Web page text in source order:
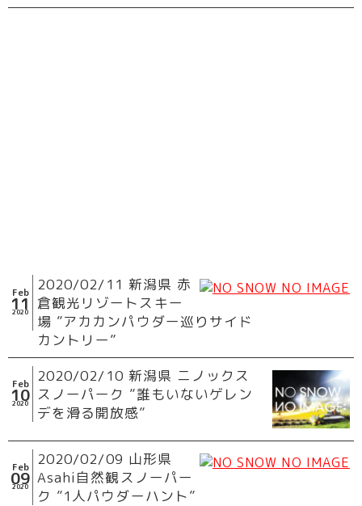
Feb
11
2020
2020/02/11 新潟県 赤
倉観光リゾートスキー
場 ”アカカンパウダー巡りサイド
カントリー”
Feb
10
2020
2020/02/10 新潟県 ニノックス
スノーパーク ”誰もいないゲレン
デを滑る開放感”
Feb
09
2020
2020/02/09 山形県
Asahi自然観スノーパー
ク ”1人パウダーハント”